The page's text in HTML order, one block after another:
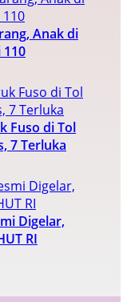
Anak di
110
Fuso di Tol
7 Terluka
Digelar,
RI